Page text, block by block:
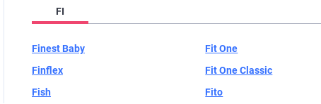
FI
Finest Baby
Finflex
Fish
Fit One
Fit One Classic
Fito